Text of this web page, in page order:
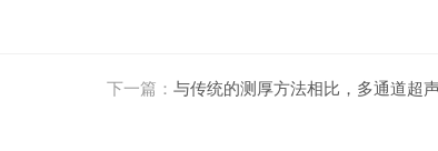
下一篇： 与传统的测厚方法相比，多通道超